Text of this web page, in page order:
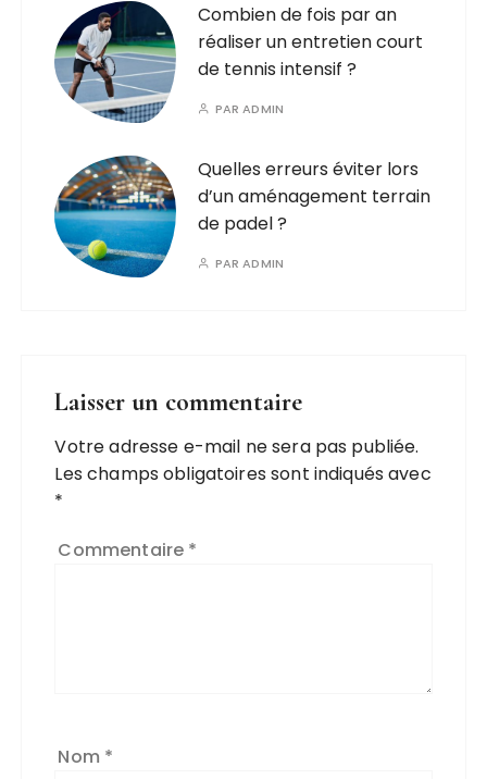
Combien de fois par an
réaliser un entretien court
de tennis intensif ?
PARADMIN
Quelles erreurs éviter lors
d’un aménagement terrain
de padel ?
PARADMIN
Laisser un commentaire
Votre adresse e-mail ne sera pas publiée.
Les champs obligatoires sont indiqués avec
*
Commentaire *
Nom *